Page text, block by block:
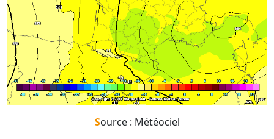
Source : Météociel